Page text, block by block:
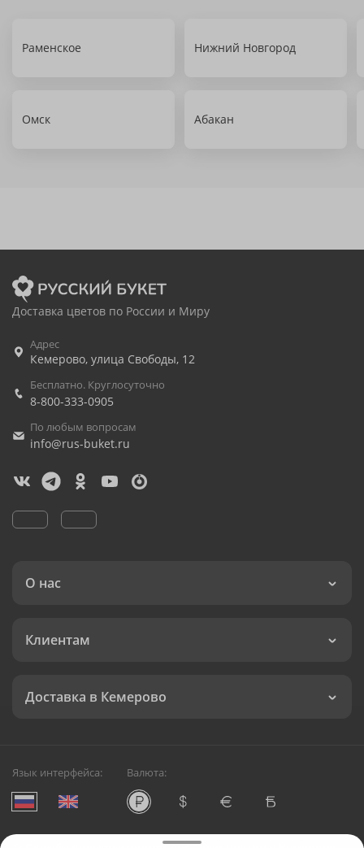
Раменское Нижний Новгород
Омск Абакан
Доставка цветов по России и Миру
Адрес
Кемерово, улица Свободы, 12
Бесплатно. Круглосуточно
8-800-333-0905
По любым вопросам
info@rus-buket.ru
О нас
Клиентам
Доставка в Кемерово
Язык интерфейса: Валюта: